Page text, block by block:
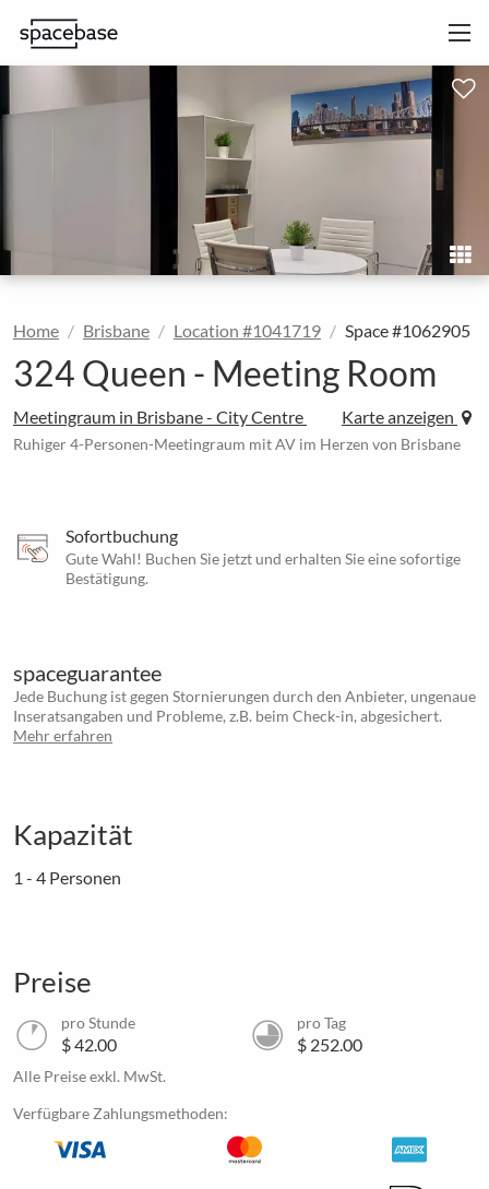
Home Brisbane Location #1041719 Space #1062905
324 Queen - Meeting Room
Meetingraum in Brisbane - City Centre Karte anzeigen
Ruhiger 4-Personen-Meetingraum mit AV im Herzen von Brisbane
Sofortbuchung
Gute Wahl! Buchen Sie jetzt und erhalten Sie eine sofortige
Bestätigung.
spaceguarantee
Jede Buchung ist gegen Stornierungen durch den Anbieter, ungenaue
Inseratsangaben und Probleme, z.B. beim Check-in, abgesichert.
Mehr erfahren
Kapazität
1 - 4 Personen
Preise
pro Stunde
$ 42.00
pro Tag
$ 252.00
Alle Preise exkl. MwSt.
Verfügbare Zahlungsmethoden: